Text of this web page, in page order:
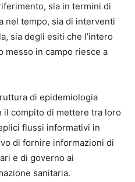
sia in termini di
nel tempo, sia di interventi
sia degli esiti che l’intero
messo in campo riesce a
di epidemiologia
compito di mettere tra loro
flussi informativi in
di fornire informazioni di
e di governo ai
sanitaria.